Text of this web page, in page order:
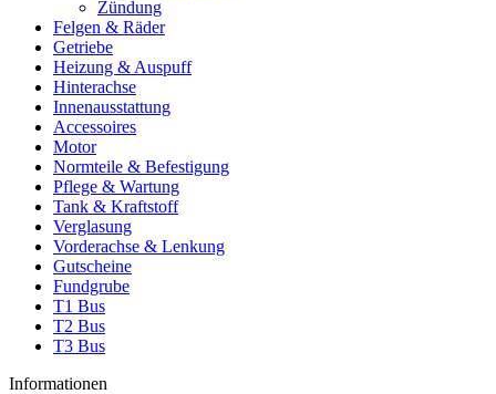
Zündung
Felgen & Räder
Getriebe
Heizung & Auspuff
Hinterachse
Innenausstattung
Accessoires
Motor
Normteile & Befestigung
Pflege & Wartung
Tank & Kraftstoff
Verglasung
Vorderachse & Lenkung
Gutscheine
Fundgrube
T1 Bus
T2 Bus
T3 Bus
Informationen